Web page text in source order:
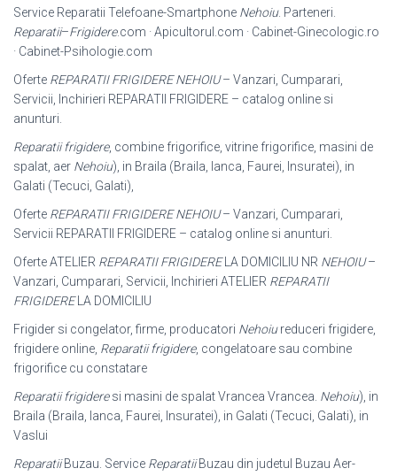
Service Reparatii Telefoane-Smartphone Nehoiu. Parteneri.
Reparatii–Frigidere.com · Apicultorul.com · Cabinet-Ginecologic.ro
· Cabinet-Psihologie. com
Oferte REPARATII FRIGIDERE NEHOIU– Vanzari, Cumparari,
Servicii, Inchirieri REPARATII FRIGIDERE – catalog online si
anunturi.
Reparatii frigidere, combine frigorifice, vitrine frigorifice, masini de
spalat, aer Nehoiu), in Braila (Braila, Ianca, Faurei, Insuratei), in
Galati (Tecuci, Galati),
Oferte REPARATII FRIGIDERE NEHOIU– Vanzari, Cumparari,
Servicii REPARATII FRIGIDERE – catalog online si anunturi.
Oferte ATELIER REPARATII FRIGIDERELA DOMICILIU NR NEHOIU–
Vanzari, Cumparari, Servicii, Inchirieri ATELIER REPARATII
FRIGIDERELA DOMICILIU
Frigider si congelator, firme, producatori Nehoiureduceri frigidere,
frigidere online, Reparatii frigidere, congelatoare sau combine
frigorifice cu constatare
Reparatii frigideresi masini de spalat Vrancea Vrancea. Nehoiu), in
Braila (Braila, Ianca, Faurei, Insuratei), in Galati (Tecuci, Galati), in
Vaslui
ReparatiiBuzau. Service ReparatiiBuzau din judetul Buzau Aer-